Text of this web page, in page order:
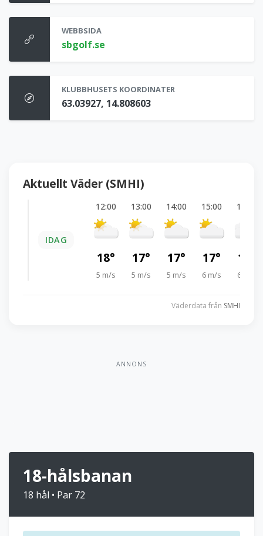
WEBBSIDA
sbgolf.se
KLUBBHUSETS KOORDINATER
63.03927, 14.808603
Aktuellt Väder (SMHI)
IDAG
12:00
18°
5 m/s
13:00
17°
5 m/s
14:00
17°
5 m/s
15:00
17°
6 m/s
16:00
16°
6 m/s
Väderdata från SMHI
ANNONS
18-hålsbanan
18 hål • Par 72